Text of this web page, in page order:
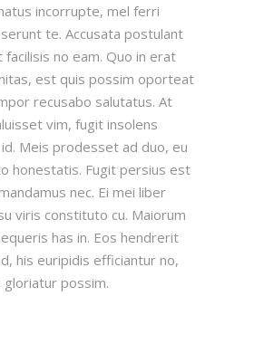
incorrupte, mel ferri
te. Accusata postulant
facilisis no eam. Quo in erat
est quis possim oporteat
recusabo salutatus. At
vim, fugit insolens
Meis prodesset ad duo, eu
honestatis. Fugit persius est
nec. Ei mei liber
viris constituto cu. Maiorum
has in. Eos hendrerit
his euripidis efficiantur no,
gloriatur possim.